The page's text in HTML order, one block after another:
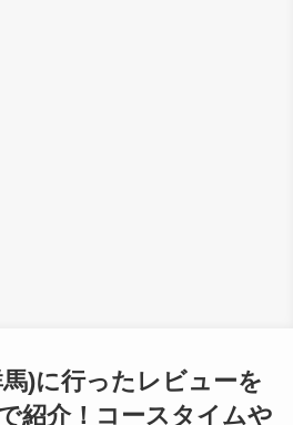
)に行ったレビューを
紹介！コースタイムや